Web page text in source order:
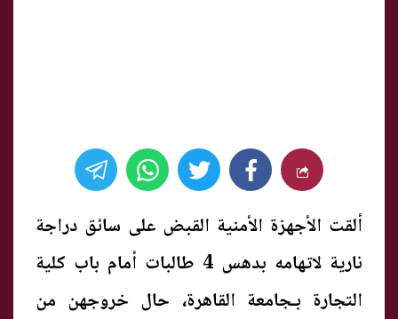
ألقت الأجهزة الأمنية القبض على سائق دراجة
نارية لاتهامه بدهس 4 طالبات أمام باب كلية
التجارة بـجامعة القاهرة، حال خروجهن من